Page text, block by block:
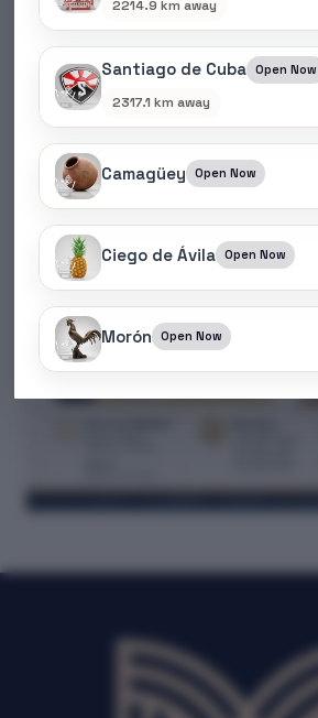
2214.9 km away
Santiago de Cuba Open Now
2317.1 km away
Camagüey Open Now
Ciego de Ávila Open Now
Morón Open Now